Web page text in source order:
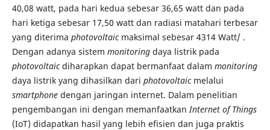
40,08 watt, pada hari kedua sebesar 36,65 watt dan pada
hari ketiga sebesar 17,50 watt dan radiasi matahari terbesar
yang diterima photovoltaic maksimal sebesar 4314 Watt/ .
Dengan adanya sistem monitoring daya listrik pada
photovoltaicdiharapkan dapat bermanfaat dalam monitoring
daya listrik yang dihasilkan dari photovoltaic melalui
smartphone dengan jaringan internet. Dalam penelitian
pengembangan ini dengan memanfaatkanInternet of Things
(IoT) didapatkan hasil yang lebih efisien dan juga praktis